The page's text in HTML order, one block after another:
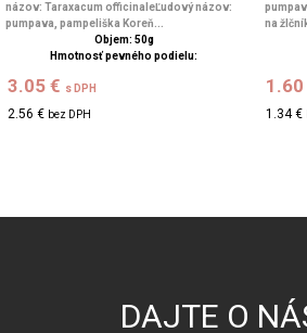
názov: Taraxacum officinaleĽudový názov:
pumpava, pampeliška Koreň...
Objem: 50g
Hmotnosť pevného podielu:
3.05 € s DPH
2.56 € bez DPH
na
1.60
1.34 €
DAJTE O